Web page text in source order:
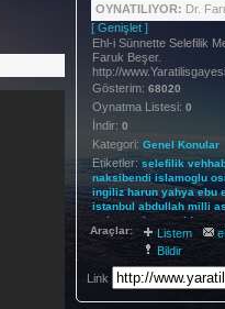
OYNATILIYOR: Dr.
[ Genişlet ]
Ehl-i Sünnette Selefilik
Faruk Beşer.
http://
Gösterim: 68020
Oynatma Listesi: 0
İndir: 0
Kategori: Genel Konular
Etiketler: selefilik
naksibendi islamoglu
ingiliz harun yahya ebu
istanbul abdullah milli
turkey
ankara said
Tarih: 2011-07-06
Araçlar: Listem
Bildir
Link